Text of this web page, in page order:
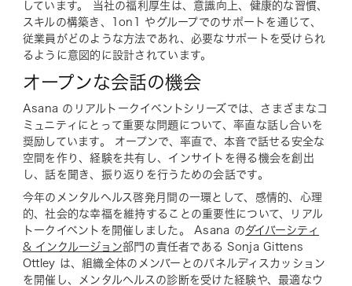
しています。 当社の福利厚生は、意識向上、健康的な習慣、
スキルの構築き、1on1 やグループでのサポートを通じて、
従業員がどのような方法であれ、必要なサポートを受けられ
るように意図的に設計されています。
オープンな会話の機会
Asana のリアルトークイベントシリーズでは、さまざまなコ
ミュニティにとって重要な問題について、率直な話し合いを
奨励しています。 オープンで、率直で、本音で話せる安全な
空間を作り、経験を共有し、インサイトを得る機会を創出
し、話を聞き、振り返りを行うための会話です。
今年のメンタルヘルス啓発月間の一環として、感情的、心理
的、社会的な幸福を維持することの重要性について、リアル
トークイベントを開催しました。 Asana のダイバーシティ
& インクルージョン部門の責任者である Sonja Gittens
Ottley は、組織全体のメンバーとのパネルディスカッション
を開催し、メンタルヘルスの診断を受けた経験や、最適なウ